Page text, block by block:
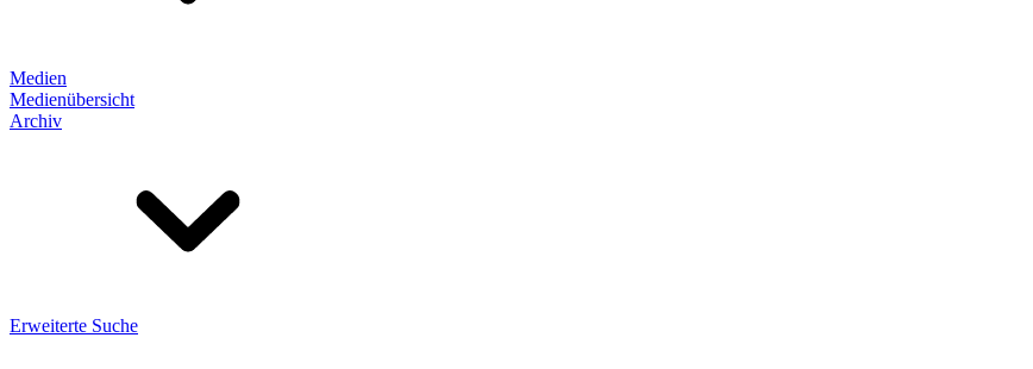
Medien
Medienübersicht
Archiv
Erweiterte Suche